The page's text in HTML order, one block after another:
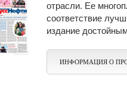
отрасли. Ее
соответствие
издание
ИНФОРМАЦИЯ О